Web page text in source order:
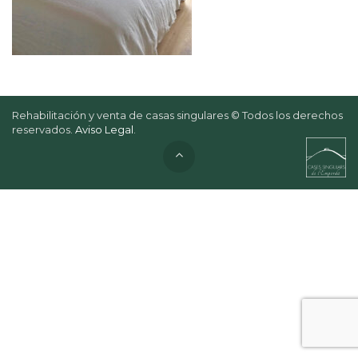
Rehabilitación y venta de casas singulares © Todos los derechos
reservados. Aviso Legal